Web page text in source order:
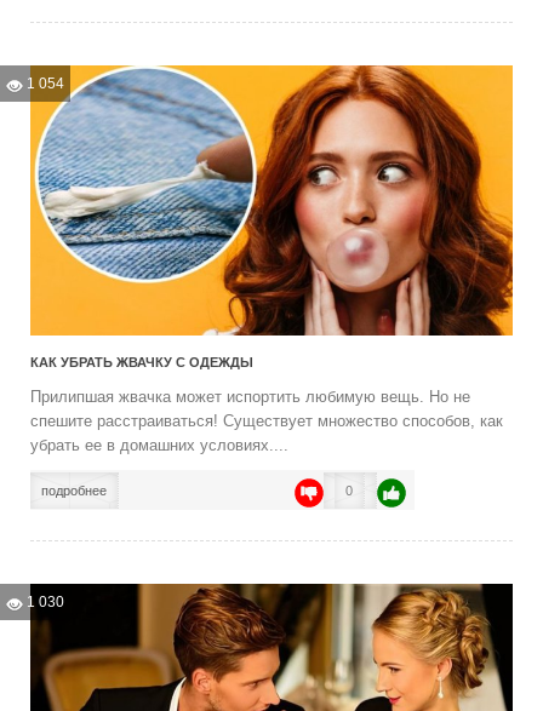
1 054
КАК УБРАТЬ ЖВАЧКУ С ОДЕЖДЫ
Прилипшая жвачка может испортить любимую вещь. Но не
спешите расстраиваться! Существует множество способов, как
убрать ее в домашних условиях....
подробнее 0
1 030